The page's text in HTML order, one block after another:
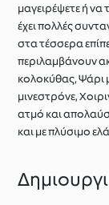
μαγειρέψετε ή
έχει πολλές
στα τέσσερα
περιλαμβάνουν
κολοκύθας, Ψάρι
μινεστρόνε,
ατμό και
και με πλύσιμο